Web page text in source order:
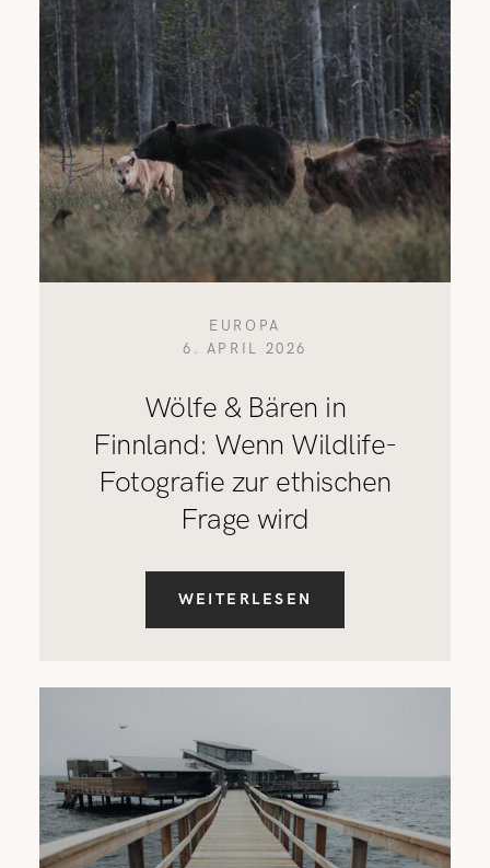
EUROPA
6. APRIL 2026
Wölfe & Bären in
Finnland: Wenn Wildlife-
Fotografie zur ethischen
Frage wird
WEITERLESEN